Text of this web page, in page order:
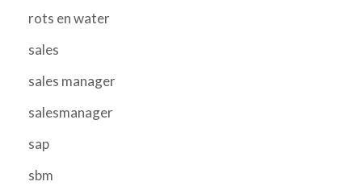
rots en water
sales
sales manager
salesmanager
sap
sbm